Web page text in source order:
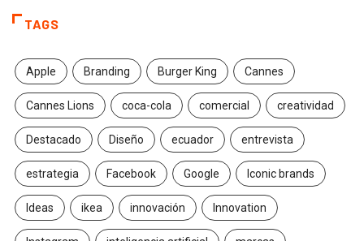
TAGS
Apple Branding Burger King Cannes
Cannes Lions coca-cola comercial creatividad
Destacado Diseño ecuador entrevista
estrategia Facebook Google Iconic brands
Ideas ikea innovación Innovation